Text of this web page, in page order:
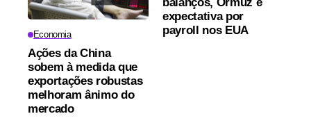
Economia
Ações da China
sobem à medida que
exportações robustas
melhoram ânimo do
mercado
expectativa por
payroll nos EUA